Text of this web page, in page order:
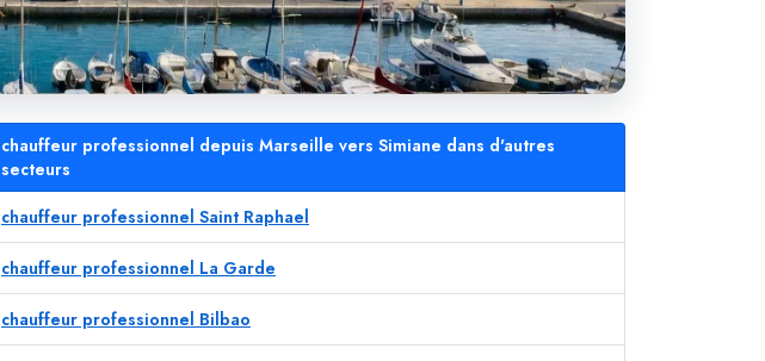
chauffeur professionnel depuis Marseille vers Simiane dans d'autres
secteurs
chauffeur professionnel Saint Raphael
chauffeur professionnel La Garde
chauffeur professionnel Bilbao